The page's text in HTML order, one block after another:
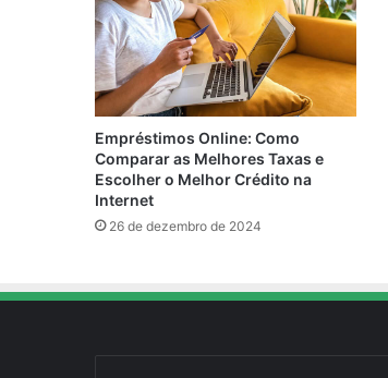
Empréstimos Online: Como
Comparar as Melhores Taxas e
Escolher o Melhor Crédito na
Internet
26 de dezembro de 2024